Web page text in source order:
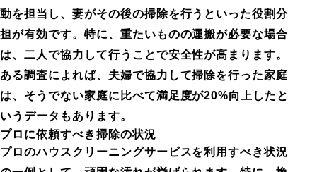
動を担当し、妻がその後の掃除を行うといった役割分
担が有効です。特に、重たいものの運搬が必要な場合
は、二人で協力して行うことで安全性が高まります。
ある調査によれば、夫婦で協力して掃除を行った家庭
は、そうでない家庭に比べて満足度が20%向上したと
いうデータもあります。
プロに依頼すべき掃除の状況
プロのハウスクリーニングサービスを利用すべき状況